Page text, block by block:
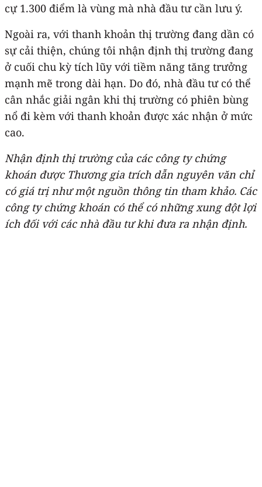
cự 1.300 điểm là vùng mà nhà đầu tư cần lưu ý.
Ngoài ra, với thanh khoản thị trường đang dần có
sự cải thiện, chúng tôi nhận định thị trường đang
ở cuối chu kỳ tích lũy với tiềm năng tăng trưởng
mạnh mẽ trong dài hạn. Do đó, nhà đầu tư có thể
cân nhắc giải ngân khi thị trường có phiên bùng
nổ đi kèm với thanh khoản được xác nhận ở mức
cao.
Nhận định thị trường của các công ty chứng
khoán được Thương gia trích dẫn nguyên văn chỉ
có giá trị như một nguồn thông tin tham khảo. Các
công ty chứng khoán có thể có những xung đột lợi
ích đối với các nhà đầu tư khi đưa ra nhận định.